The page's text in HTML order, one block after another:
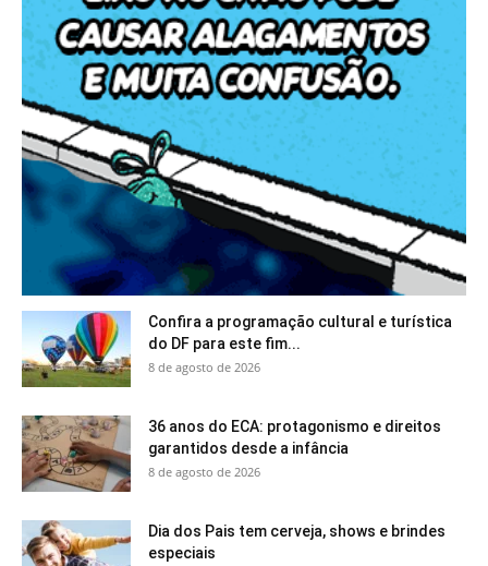
Confira a programação cultural e turística
do DF para este fim...
8 de agosto de 2026
36 anos do ECA: protagonismo e direitos
garantidos desde a infância
8 de agosto de 2026
Dia dos Pais tem cerveja, shows e brindes
especiais